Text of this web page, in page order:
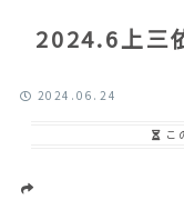
2024.6上三
2024.06.24
こ